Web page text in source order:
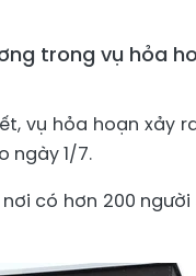
trong vụ hỏa
vụ hỏa hoạn xảy
ngày 1/7.
có hơn 200